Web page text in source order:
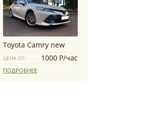
Toyota Camry new
ЦЕНА ОТ: 1000 Р/час
ПОДРОБНЕЕ